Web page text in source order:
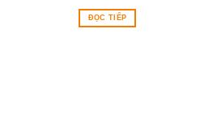
ĐỌC TIẾP